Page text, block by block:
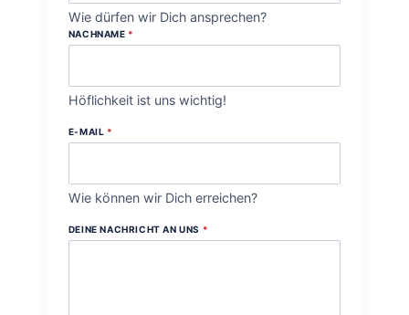
Wie dürfen wir Dich ansprechen?
NACHNAME *
Höflichkeit ist uns wichtig!
E-MAIL *
Wie können wir Dich erreichen?
DEINE NACHRICHT AN UNS *